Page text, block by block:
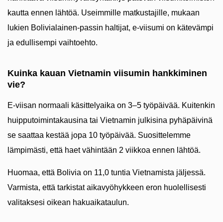
kautta ennen lähtöä. Useimmille matkustajille, mukaan
lukien Bolivialainen-passin haltijat, e-viisumi on kätevämpi
ja edullisempi vaihtoehto.
Kuinka kauan Vietnamin viisumin hankkiminen
vie?
E-viisan normaali käsittelyaika on 3–5 työpäivää. Kuitenkin
huipputoimintakausina tai Vietnamin julkisina pyhäpäivinä
se saattaa kestää jopa 10 työpäivää. Suosittelemme
lämpimästi, että haet vähintään 2 viikkoa ennen lähtöä.
Huomaa, että Bolivia on 11,0 tuntia Vietnamista jäljessä.
Varmista, että tarkistat aikavyöhykkeen eron huolellisesti
valitaksesi oikean hakuaikataulun.